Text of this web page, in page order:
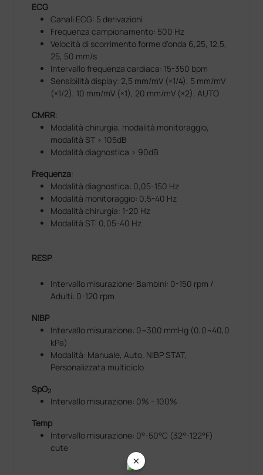
ECG
Canali ECG: 5 derivazioni
Frequenza campionamento: 500 Hz
Velocità di scorrimento forme d'onda 6,25, 12,5,
25, 50 mm/s
Intervallo frequenza cardiaca: 15-350 bpm
Sensibilità display: 2,5 mm/mV (×1/4), 5 mm/mV
(×1/2), 10 mm/mV (×1), 20 mm/mV (×2), AUTO
CMRR:
Modalità chirurgia, modalità monitoraggio,
modalità ST > 105dB
Modalità diagnostica > 90dB
Frequenza:
Modalità diagnostica: 0,05-150 Hz
Modalità monitoraggio: 0,5-40 Hz
Modalità chirurgia: 1-20 Hz
Modalità ST: 0,05-40 Hz
RESP
Intervallo misurazione: Bambini: 0-150 rpm /
Adulti: 0-120 rpm
NIBP
Intervallo misurazione: 0~300 mmHg (0,0~40,0
kPa)
Modalità: Manuale, Auto, NIBP STAT,
Personalizzata multiciclo
SpO2
Intervallo misurazione: 0% - 100%
Temp
Intervallo misurazione: 0°-50°C (32°-122°F)
cute
×